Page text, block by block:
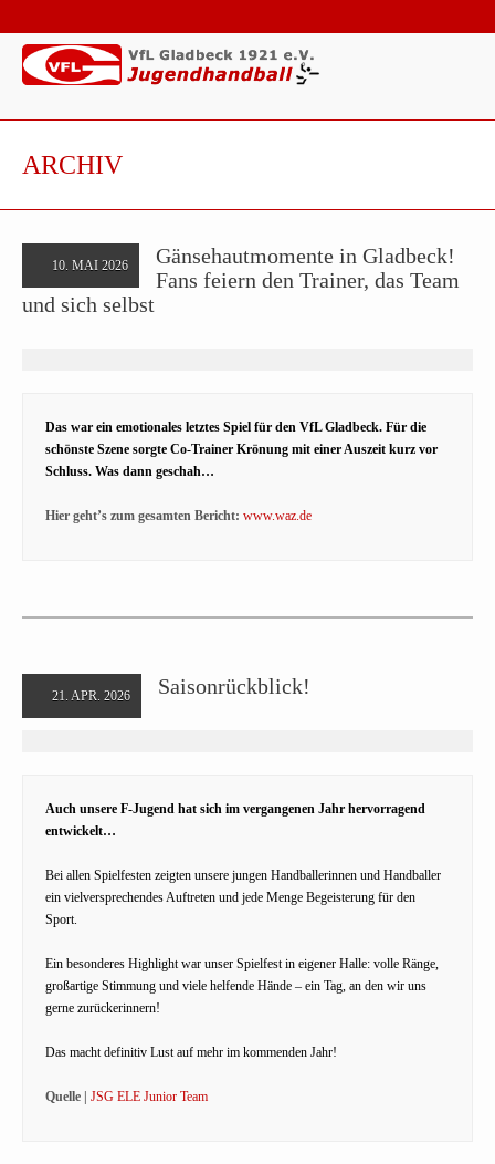
ARCHIV
10. MAI 2026
Gänsehautmomente in Gladbeck!
Fans feiern den Trainer, das Team
und sich selbst
Das war ein emotionales letztes Spiel für den VfL Gladbeck. Für die
schönste Szene sorgte Co-Trainer Krönung mit einer Auszeit kurz vor
Schluss. Was dann geschah…
Hier geht’s zum gesamten Bericht: www.waz.de
21. APR. 2026 Saisonrückblick!
Auch unsere F-Jugend hat sich im vergangenen Jahr hervorragend
entwickelt…
Bei allen Spielfesten zeigten unsere jungen Handballerinnen und Handballer
ein vielversprechendes Auftreten und jede Menge Begeisterung für den
Sport.
Ein besonderes Highlight war unser Spielfest in eigener Halle: volle Ränge,
großartige Stimmung und viele helfende Hände – ein Tag, an den wir uns
gerne zurückerinnern!
Das macht definitiv Lust auf mehr im kommenden Jahr!
Quelle | JSG ELE Junior Team